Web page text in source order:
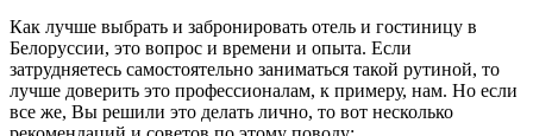
Как лучше выбрать и забронировать отель и гостиницу в
Белоруссии, это вопрос и времени и опыта. Если
затрудняетесь самостоятельно заниматься такой рутиной, то
лучше доверить это профессионалам, к примеру, нам. Но если
все же, Вы решили это делать лично, то вот несколько